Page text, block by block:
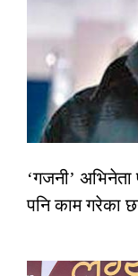
‘गजनी’ अभिनेता
पनि काम गरेका